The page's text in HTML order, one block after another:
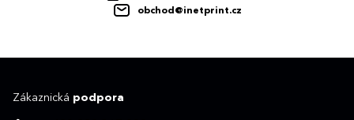
obchod@inetprint.cz
Zákaznická podpora